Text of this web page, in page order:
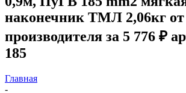
наконечник ТМЛ 2,06кг от
производителя за 5 776 ₽
185
Главная
-